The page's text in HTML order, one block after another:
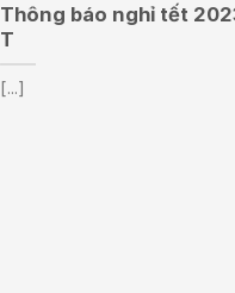
Thông báo nghỉ tết
T
[...]